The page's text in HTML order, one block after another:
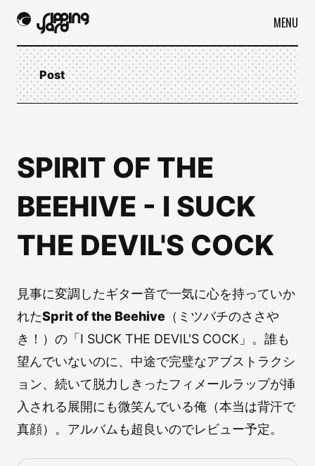
MENU
Post
SPIRIT OF THE
BEEHIVE - I SUCK
THE DEVIL'S COCK
見事に変調したギター音で一気に心を持っていか
れたSprit of the Beehive （ミツバチのささや
き！）の「I SUCK THE DEVIL'S COCK」。誰も
望んでいないのに、中途で完璧なアブストラクシ
ョン、続いて脱力しきったフィメールラップが挿
入される展開にも微笑んでいる俺（本当は背汗で
真顔）。アルバムも超良いのでレビュー予定。